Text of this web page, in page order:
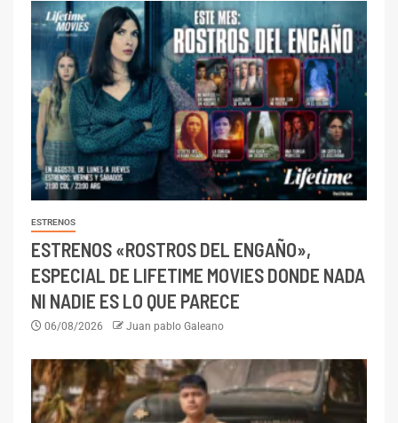
ESTRENOS
ESTRENOS «ROSTROS DEL ENGAÑO»,
ESPECIAL DE LIFETIME MOVIES DONDE NADA
NI NADIE ES LO QUE PARECE
06/08/2026 Juan pablo Galeano